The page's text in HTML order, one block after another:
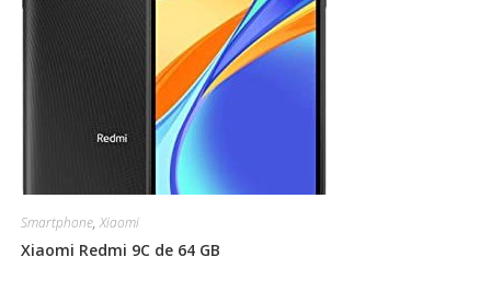
Smartphone,Xiaomi
Xiaomi Redmi 9C de 64 GB